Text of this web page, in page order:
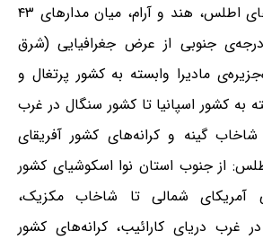
نیمه‌گرمسیری اقیانوس‌های اطلس، هند و آرام، میان مدارهای ۴۳
درجه‌ی شمالی تا ۳۵ درجه‌ی جنوبی از عرض جغرافیایی (شرق
مادیرا وابسته به کشور پرتغال و
به کشور اسپانیا تا کشور سنگال در غرب
شاخاب گینه و کرانه‌های کشور آفریقای
از جنوب استان نوا اسکوشیای کشور
آمریکای شمالی تا شاخاب مکزیک،
غرب دریای کارائیب، کرانه‌های کشور